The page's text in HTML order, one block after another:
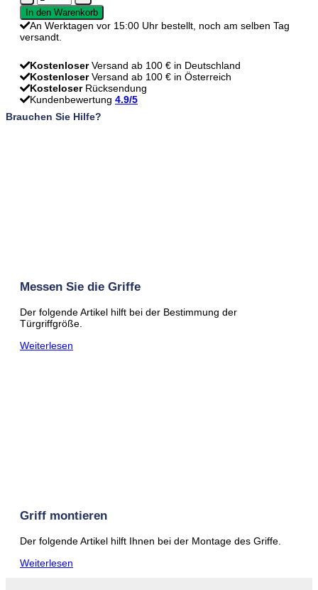
Christien
-
Schwarz
-
mm
Menge
In den Warenkorb
An Werktagen vor 15:00 Uhr bestellt, noch am selben Tag
versandt.
KostenloserVersand ab 100 € in Deutschland
KostenloserVersand ab 100 € in Österreich
Kosteloser Rücksendung
Kundenbewertung 4.9/5
Brauchen Sie Hilfe?
Messen Sie die Griffe
Der folgende Artikel hilft bei der Bestimmung der
Türgriffgröße.
Weiterlesen
Griff montieren
Der folgende Artikel hilft Ihnen bei der Montage des Griffe.
Weiterlesen